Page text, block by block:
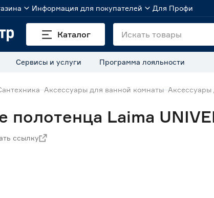
Информация для покупателей Для Профи
Каталог
Сервисы и услуги Программа лояльности
Аксессуары для ванной комнаты Аксессуары
Laima
ссылку